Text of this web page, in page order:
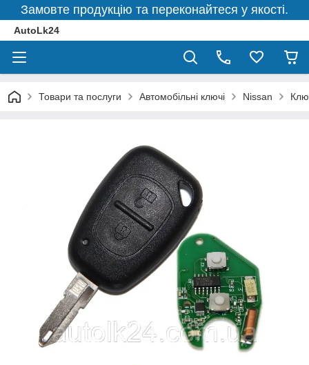
Замовте продукцію та переконайтеся у якості.
AutoLk24
Товари та послуги Автомобільні ключі Nissan